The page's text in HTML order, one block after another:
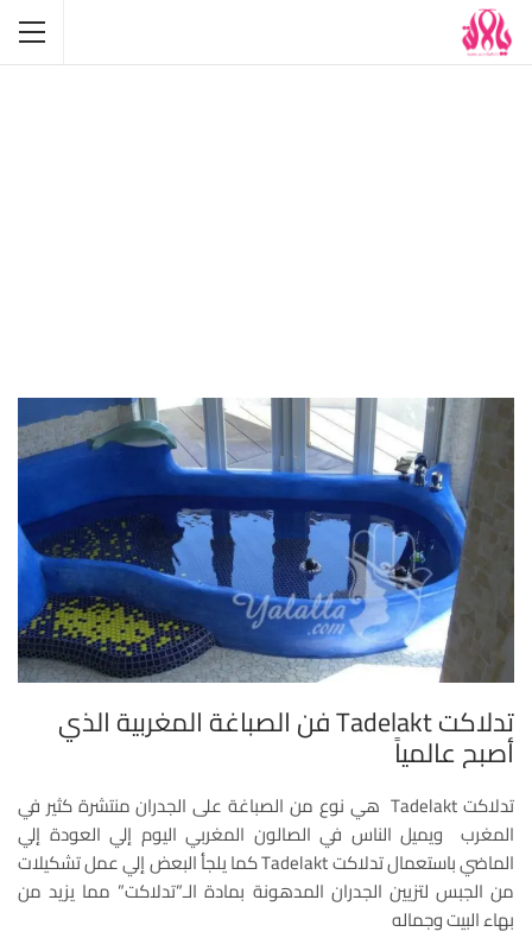
تدلاكت Tadelakt فن الصباغة المغربية الذي
أصبح عالمياً
تدلاكت Tadelakt هي نوع من الصباغة على الجدران منتشرة كثير في
المغرب ويميل الناس في الصالون المغربي اليوم إلي العودة إلي
الماضي باستعمال تدلاكت Tadelakt كما يلجأ البعض إلي عمل تشكيلات
من الجبس لتزيين الجدران المدهونة بمادة الـ”تدلاكت” مما يزيد من
بهاء البيت وجماله